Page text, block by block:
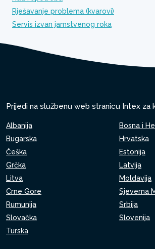
Rješavanje problema (kvarovi)
Servis izvan jamstvenog roka
Prijeđi na službenu web stranicu Intex za
Albanija
Bosna i
Bugarska
Hrvatska
Češka
Estonija
Grčka
Latvija
Litva
Moldavija
Crne Gore
Sjeverna
Rumunija
Srbija
Slovačka
Slovenija
Turska